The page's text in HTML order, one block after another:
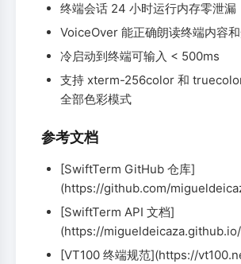
终端会话 24 小时运行内存零泄漏
VoiceOver 能正确朗读终端内容
冷启动到终端可输入 < 500ms
支持 xterm-256color 和 truecolor
全部色彩模式
参考文档
[SwiftTerm GitHub 仓库]
(https://github.com/
[SwiftTerm API 文档]
(https://
[VT100 终端规范](https://